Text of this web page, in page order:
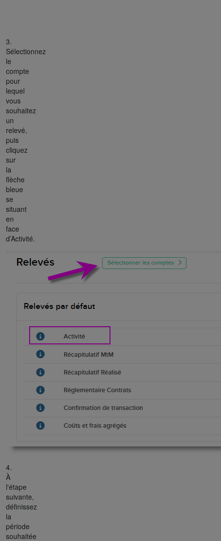
3.
Sélectionnez
le
compte
pour
lequel
vous
souhaitez
un
relevé,
puis
cliquez
sur
la
flèche
bleue
se
situant
en
face
d’Activité.
4.
À
l'étape
suivante,
définissez
la
période
souhaitée